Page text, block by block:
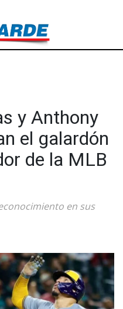
y Anthony
el galardón
de la MLB
en sus